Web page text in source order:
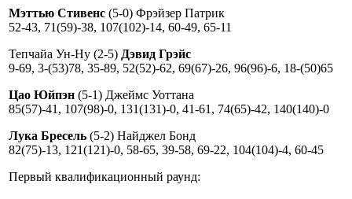
Мэттью Стивенс (5-0) Фрэйзер Патрик
52-43, 71(59)-38, 107(102)-14, 60-49, 65-11
Тепчайа Ун-Ну (2-5) Дэвид Грэйс
9-69, 3-(53)78, 35-89, 52(52)-62, 69(67)-26, 96(96)-6, 18-(50)65
Цао Юйпэн (5-1) Джеймс Уоттана
85(57)-41, 107(98)-0, 131(131)-0, 41-61, 74(65)-42, 140(140)-0
Лука Бресель (5-2) Найджел Бонд
82(75)-13, 121(121)-0, 58-65, 39-58, 69-22, 104(104)-4, 60-45
Первый квалификационный раунд: